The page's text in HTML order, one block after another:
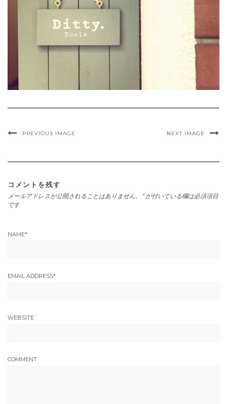
PREVIOUS IMAGE NEXT IMAGE
コメントを残す
メールアドレスが公開されることはありません。 * が付いている欄は必須項目
です
NAME*
EMAIL ADDRESS*
WEBSITE
COMMENT